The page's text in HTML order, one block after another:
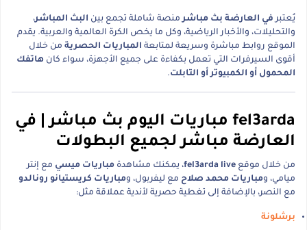
يُعتبرفي العارضة بث مباشرمنصة شاملة تجمع بين البث المباشر،
والتحليلات، والأخبار الرياضية، وكل ما يخص الكرة العالمية والعربية. يقدم
الموقع روابط مباشرة وسريعة لمتابعة المباريات الحصرية من خلال
أقوى السيرفرات التي تعمل بكفاءة على جميع الأجهزة، سواء كان هاتفك
المحمول أو الكمبيوتر أو التابلت.
fel3arda مباريات اليوم بث مباشر | في
العارضة مباشر لجميع البطولات
من خلال موقع fel3arda live، يمكنك مشاهدة مباريات ميسي مع إنتر
ميامي، ومباريات محمد صلاح مع ليفربول، ومباريات كريستيانو رونالدو
مع النصر، بالإضافة إلى تغطية حصرية لأندية عملاقة مثل:
برشلونة